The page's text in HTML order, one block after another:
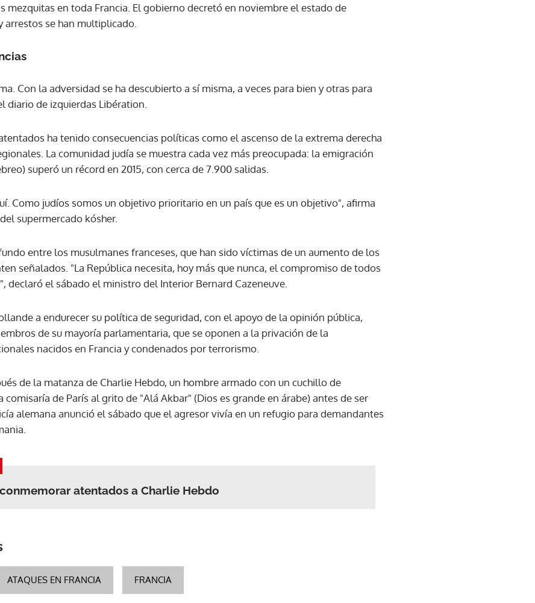
mezquitas en toda Francia. El gobierno decretó en noviembre el estado de
se han multiplicado.
Con la adversidad se ha descubierto a sí misma, a veces para bien y otras para
diario de izquierdas Libération.
ha tenido consecuencias políticas como el ascenso de la extrema derecha
La comunidad judía se muestra cada vez más preocupada: la emigración
superó un récord en 2015, con cerca de 7.900 salidas.
Como judíos somos un objetivo prioritario en un país que es un objetivo", afirma
supermercado kósher.
entre los musulmanes franceses, que han sido víctimas de un aumento de los
señalados. "La República necesita, hoy más que nunca, el compromiso de todos
declaró el sábado el ministro del Interior Bernard Cazeneuve.
a endurecer su política de seguridad, con el apoyo de la opinión pública,
de su mayoría parlamentaria, que se oponen a la privación de la
nacidos en Francia y condenados por terrorismo.
de la matanza de Charlie Hebdo, un hombre armado con un cuchillo de
de París al grito de "Alá Akbar" (Dios es grande en árabe) antes de ser
alemana anunció el sábado que el agresor vivía en un refugio para demandantes
atentados a Charlie Hebdo
ATAQUES EN FRANCIA FRANCIA